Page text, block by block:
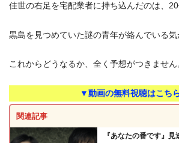
佳世の右足を宅配業者に持ち込んだのは、20
黒島を見つめていた謎の青年が絡んでいる
これからどうなるか、全く予想がつきません
▼動画の無料視聴はこち
関連記事
『あなたの番です』